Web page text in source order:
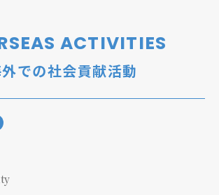
ACTIVITIES
での社会貢献活動